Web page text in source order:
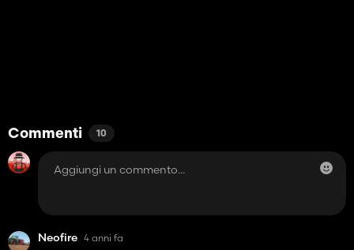
Commenti 10
Neofire 4 anni fa